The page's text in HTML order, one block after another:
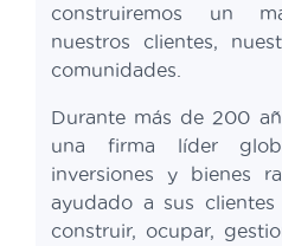
construiremos un
nuestros clientes,
comunidades.
Durante más de 200
una firma líder
inversiones y bienes
ayudado a sus clientes
construir, ocupar,